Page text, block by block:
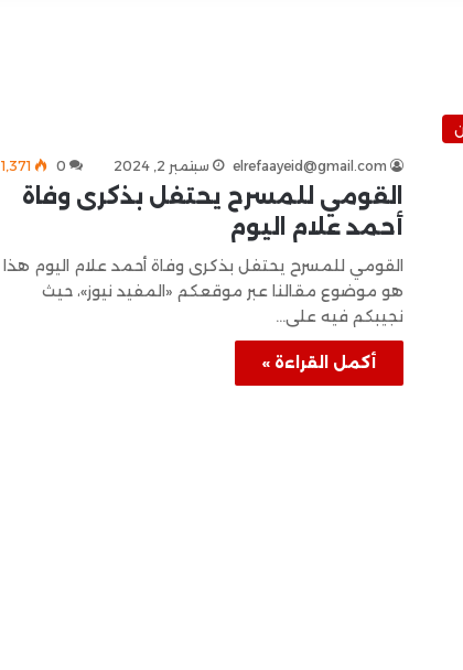
elrefaayeid@gmail.com سبتمبر 2, 2024 0 1٬371
القومي للمسرح يحتفل بذكرى وفاة
أحمد علام اليوم
القومي للمسرح يحتفل بذكرى وفاة أحمد علام اليوم هذا
هو موضوع مقالنا عبر موقعكم «المفيد نيوز»، حيث
نجيبكم فيه على…
أكمل القراءة »